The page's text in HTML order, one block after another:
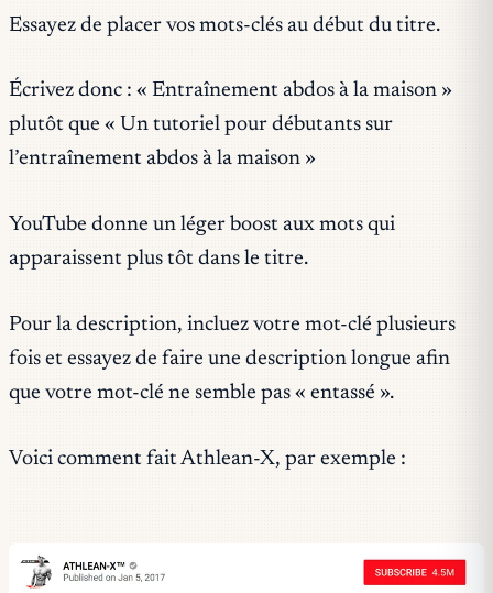
Essayez de placer vos mots-clés au début du titre.
Écrivez donc : « Entraînement abdos à la maison »
plutôt que « Un tutoriel pour débutants sur
l’entraînement abdos à la maison »
YouTube donne un léger boost aux mots qui
apparaissent plus tôt dans le titre.
Pour la description, incluez votre mot-clé plusieurs
fois et essayez de faire une description longue afin
que votre mot-clé ne semble pas « entassé ».
Voici comment fait Athlean-X, par exemple :